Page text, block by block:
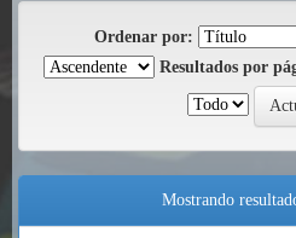
Ordenar por:
Resultados por
Mostrando